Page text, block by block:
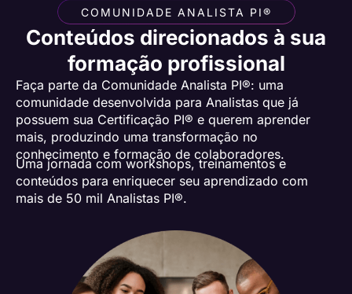
COMUNIDADE ANALISTA PI®
Conteúdos direcionados à sua
formação profissional
Faça parte da Comunidade Analista PI®: uma
comunidade desenvolvida para Analistas que já
possuem sua Certificação PI® e querem aprender
mais, produzindo uma transformação no
conhecimento e formação de colaboradores.
Uma jornada com workshops, treinamentos e
conteúdos para enriquecer seu aprendizado com
mais de 50 mil Analistas PI®.